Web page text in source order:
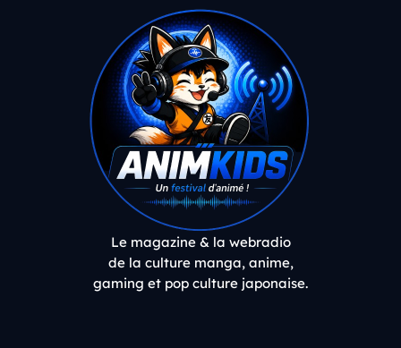
Le magazine & la webradio
de la culture manga, anime,
gaming et pop culture japonaise.